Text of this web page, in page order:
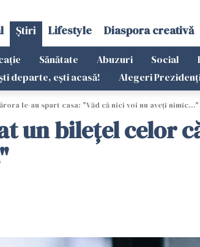
Știri Lifestyle Diaspora creativă
Sănătate Abuzuri Social
departe, ești acasă! Alegeri
le-au spart casa: "Văd că nici voi nu aveți nimic..."
un bilețel celor